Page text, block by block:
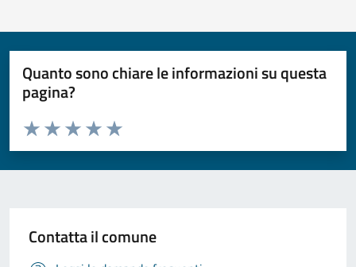
Quanto sono chiare le informazioni su questa
pagina?
Valuta da 1 a 5 stelle la pagina
Valuta 5 stelle su 5
Valuta 4 stelle su 5
Valuta 3 stelle su 5
Valuta 2 stelle su 5
Valuta 1 stelle su 5
Contatta il comune